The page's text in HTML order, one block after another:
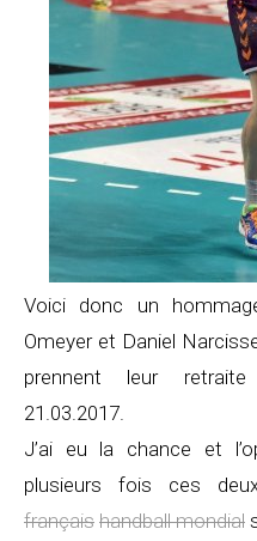
Voici donc un
Omeyer et Daniel
prennent leur
21.03.2017.
J’ai eu la chance et
plusieurs fois ces
français handball mondial